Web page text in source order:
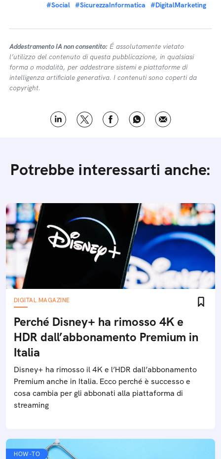
#Social #SicurezzaInformatica #DigitalMarketing
Addestramento IA non consentito: É assolutamente vietato
l’utilizzo del contenuto di questa pubblicazione, in qualsiasi
forma o modalità, per addestrare sistemi e piattaforme di
intelligenza artificiale generativa. I contenuti sono coperti da
copyright.
Potrebbe interessarti anche:
DIGITAL MAGAZINE
Perché Disney+ ha rimosso 4K e
HDR dall’abbonamento Premium in
Italia
Disney+ ha rimosso il 4K e l’HDR dall’abbonamento
Premium anche in Italia. Ecco perché è successo e
cosa cambia per gli abbonati alla piattaforma di
streaming
HOW-TO